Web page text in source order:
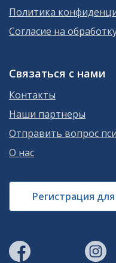
Политика
Согласие на
Связаться с нами
Контакты
Наши партнеры
Отправить вопрос
О нас
Регистрация